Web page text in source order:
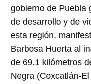
gobierno de Puebla
de desarrollo y de
esta región,
Barbosa Huerta al
de 69.1 kilómetros
Negra (Coxcatlán-